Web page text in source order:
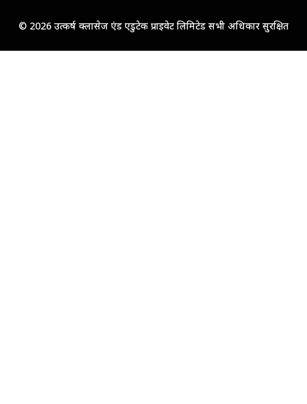
© 2026 उत्कर्ष क्लासेज एंड एडुटेक प्राइवेट लिमिटेड सभी अधिकार सुरक्षित